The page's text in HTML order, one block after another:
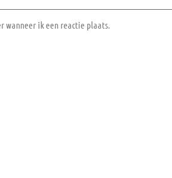
wanneer ik een reactie plaats.